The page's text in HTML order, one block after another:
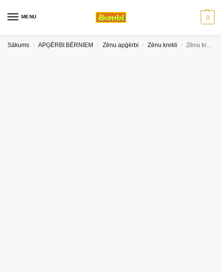
MENU 0
Sākums / APĢĒRBI BĒRNIEM / Zēnu apģērbi / Zēnu krekli / Zēnu krekls GT sarkans (104 izm.)